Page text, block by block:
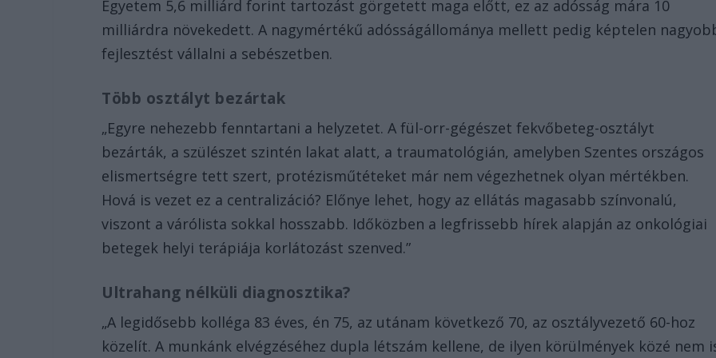
Egyetem 5,6 milliárd forint tartozást görgetett maga előtt, ez az adósság mára 10
milliárdra növekedett. A nagymértékű adósságállománya mellett pedig képtelen
fejlesztést vállalni a sebészetben.
Több osztályt bezártak
„Egyre nehezebb fenntartani a helyzetet. A fül-orr-gégészet fekvőbeteg-osztályt
bezárták, a szülészet szintén lakat alatt, a traumatológián, amelyben Szentes országos
elismertségre tett szert, protézisműtéteket már nem végezhetnek olyan mértékben.
Hová is vezet ez a centralizáció? Előnye lehet, hogy az ellátás magasabb színvonalú,
viszont a várólista sokkal hosszabb. Időközben a legfrissebb hírek alapján az onkológiai
betegek helyi terápiája korlátozást szenved.”
Ultrahang nélküli diagnosztika?
„A legidősebb kolléga 83 éves, én 75, az utánam következő 70, az osztályvezető 60-hoz
közelít. A munkánk elvégzéséhez dupla létszám kellene, de ilyen körülmények közé nem